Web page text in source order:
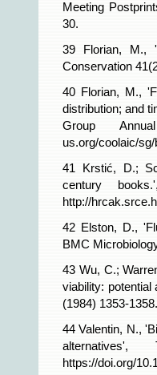
Meeting
30.
39 Florian, M.,
Conservation
40 Florian, M.,
distribution; and
Group
us.org/coolaic/
41 Krstić, D.;
century
http://
42 Elston, D.,
BMC
43 Wu, C.;
viability: potential
(1984) 1353-1358.
44 Valentin, N.,
https://doi.org/